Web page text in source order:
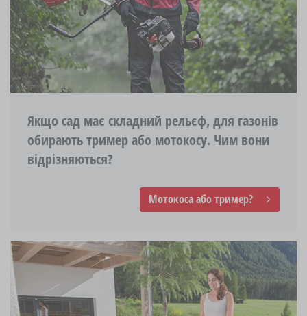
Якщо сад має складний рельєф, для газонів
обирають тример або мотокосу. Чим вони
відрізняються?
Мотокоса або тример?